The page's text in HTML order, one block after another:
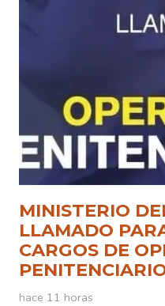
MINISTERIO
LLAMADO
CARGOS DE
hace 11 horas